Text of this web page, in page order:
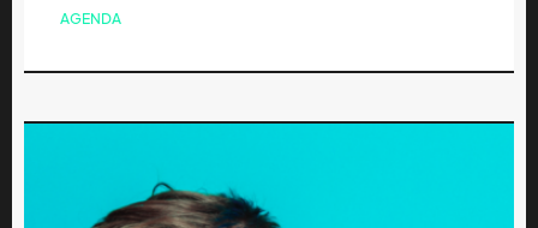
AGENDA